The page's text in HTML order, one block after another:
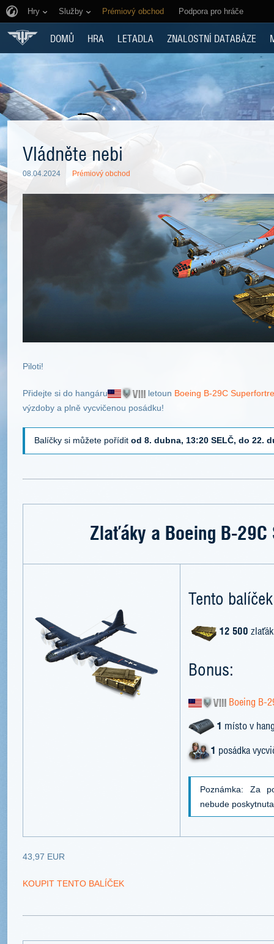
Hry Služby Prémiový obchod Podpora pro hráče
DOMŮ HRA LETADLA ZNALOSTNÍ DATABÁZE
Vládněte nebi
08.04.2024 Prémiový obchod
Piloti!
Přidejte si do hangáru letoun Boeing B-29C
výzdoby a plně vycvičenou posádku!
Balíčky si můžete pořídit od 8. dubna, 13:20 SELČ, do 22.
Zlaťáky a Boeing B-
Tento
12 500
Bonus:
Boeing B-
1 místo v
1 posádka
Poznámka: Za
nebude
43,97 EUR
KOUPIT TENTO BALÍČEK